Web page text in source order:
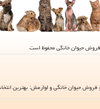
حیوان خانگی و لوازمش: بهترین